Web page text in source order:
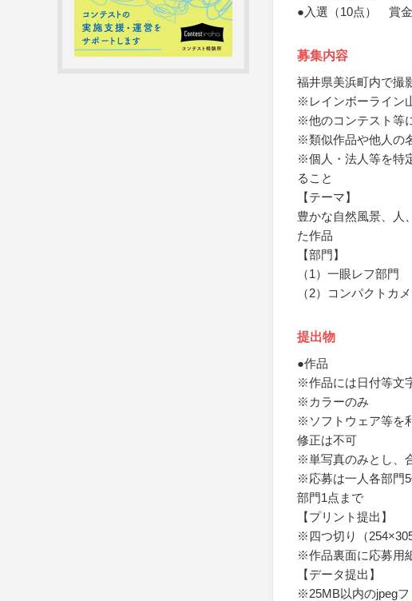
●入選（10点） 賞
募集内容
福井県美浜町内で撮
※レインボーライン
※他のコンテスト等
※類似作品や他人の
※個人・法人等を特
ること
【テーマ】
豊かな自然風景、人
た作品
【部門】
（1）一眼レフ部門
（2）コンパクトカ
提出物
●作品
※作品には日付等文
※カラーのみ
※ソフトウェア等を
修正は不可
※単写真のみとし、
※応募は一人各部門
部門1点まで
【プリント提出】
※四つ切り（
※作品裏面に応募用
【データ提出】
※25MB以内のjpegフ